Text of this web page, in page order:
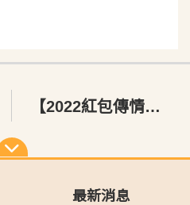
【2022紅包傳情．虎三寶】花絮
最新消息